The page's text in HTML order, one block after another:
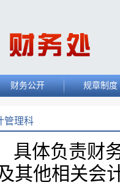
财务公开 规章制度
管理科
具体负责财
其他相关会